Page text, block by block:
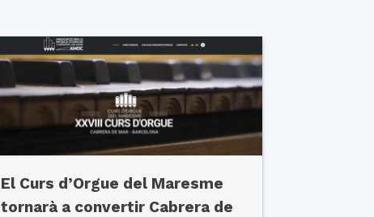
El Curs d’Orgue del Maresme
tornarà a convertir Cabrera de